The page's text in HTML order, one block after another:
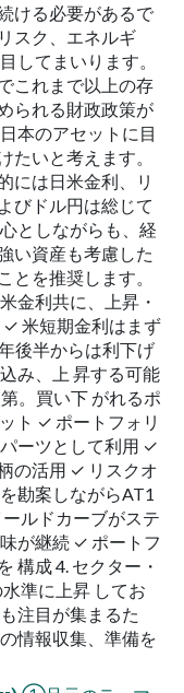
ける必要があるで
スク、エネルギ
してまいります。
これまで以上の存
られる財政政策が
本のアセットに目
たいと考えます。
には日米金利、リ
びドル円は総じて
としながらも、経
い資産も考慮した
とを推奨します。
金利共に、上昇・
✓ 米短期金利はまず
後半からは利下げ
み、上 昇する可能
。買い下 がれるポ
ト ✓ ポートフォリ
ーツとして利用 ✓
の活用 ✓ リスクオ
勘案しながらAT1
ルドカーブがステ
が継続 ✓ ポートフ
構成 4. セクター・
準に上昇 してお
注目が集まるた
情報収集、準備を